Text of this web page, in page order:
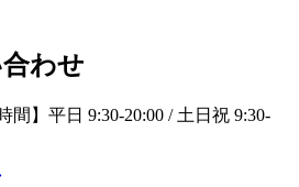
わせ
間】平日 9:30-20:00 / 土日祝 9:30-